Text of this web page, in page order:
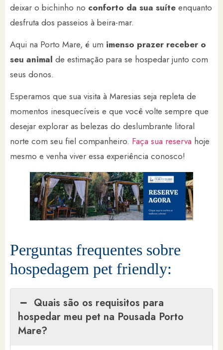
deixar o bichinho no conforto da sua suíte enquanto
desfruta dos passeios à beira-mar.
Aqui na Porto Mare, é um imenso prazer receber o
seu animal de estimação para se hospedar junto com
seus donos.
Esperamos que sua visita à Maresias seja repleta de
momentos inesquecíveis e que você volte sempre que
desejar explorar as belezas do deslumbrante litoral
norte com seu fiel companheiro. Faça sua reserva hoje
mesmo e venha viver essa experiência conosco!
Perguntas frequentes sobre
hospedagem pet friendly:
Quais são os requisitos para
hospedar meu pet na Pousada Porto
Mare?